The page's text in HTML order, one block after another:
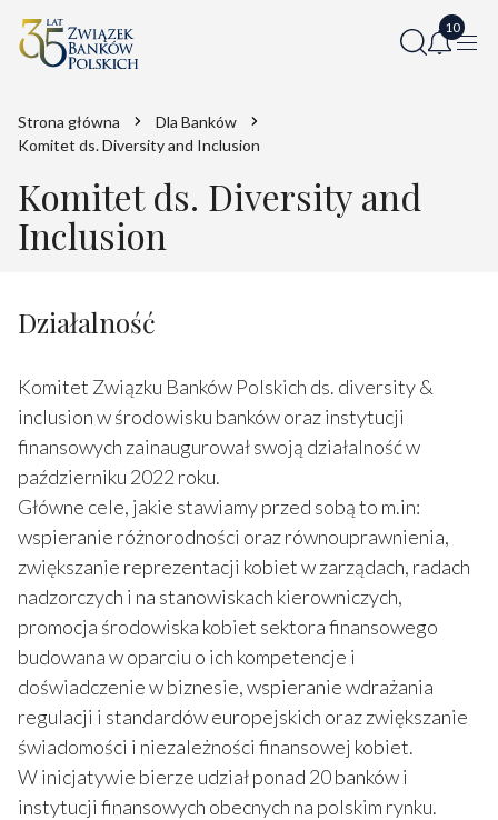
Strona główna
Dla Banków
Komitet ds. Diversity and Inclusion
Komitet ds. Diversity and
Inclusion
Działalność
Komitet Związku Banków Polskich ds. diversity &
inclusion w środowisku banków oraz instytucji
finansowych zainaugurował swoją działalność w
październiku 2022 roku.
Główne cele, jakie stawiamy przed sobą to m.in:
wspieranie różnorodności oraz równouprawnienia,
zwiększanie reprezentacji kobiet w zarządach, radach
nadzorczych i na stanowiskach kierowniczych,
promocja środowiska kobiet sektora finansowego
budowana w oparciu o ich kompetencje i
doświadczenie w biznesie, wspieranie wdrażania
regulacji i standardów europejskich oraz zwiększanie
świadomości i niezależności finansowej kobiet.
W inicjatywie bierze udział ponad 20 banków i
instytucji finansowych obecnych na polskim rynku.